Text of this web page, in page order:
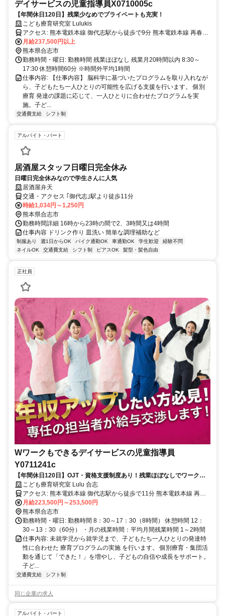
デイサービスの児童指導員X0710005c
【年間休日120日】残業少なめでプライベートも充実！
こども療育研究室 Lulukis
アクセス: 熊本電鉄本線 御代志駅から徒歩で9分 熊本電鉄本線 再春荘
前駅から徒歩で9分 熊本電鉄本線 熊本高専前駅から徒歩で13分
月給237,500円以上
熊本県合志市
勤務時間・曜日: 勤務時間 残業ほぼなし 残業月20時間以内 8:30～
17:30 休憩時間60分 ※時間外平均1時間
仕事内容: 【仕事内容】 脳科学に基づいたプログラムを取り入れなが
ら、子どもたち一人ひとりの可能性を広げる支援を行います。 個別
療育 発達の課題に応じて、一人ひとりに合わせたプログラムを実
施。子ど...
交通費支給 シフト制
アルバイト・パート
居酒屋スタッフ日曜日完全休み
日曜日完全休みなので学生さんに人気
居酒屋弁天
交通・アクセス ｢御代志｣駅より徒歩11分
時給1,034円～1,250円
熊本県合志市
勤務時間詳細 16時から23時の間で2、3時間又は4時間
仕事内容 ドリンク作り 皿洗い 簡単な調理補助など
制服あり 週1日からOK バイク通勤OK 車通勤OK 学生歓迎
経験不問
ネイルOK
交通費支給 シフト制 ピアスOK 髪型・髪色自由
正社員
Wワークもできるデイサービスの児童指導員
Y0711241c
【年間休日120日】OJT・資格支援制度あり！残業ほぼなしでワークラ
イフバランスも充実♪
こども療育研究室 Lulu 合志
アクセス: 熊本電鉄本線 御代志駅から徒歩で11分 熊本電鉄本線 再春
荘前駅から徒歩で17分 熊本電鉄本線 熊本高専前駅から徒歩で21分
月給223,500円～253,500円
熊本県合志市
勤務時間・曜日: 勤務時間 8：30～17：30（8時間） 休憩時間 12：
30～13：30（60分） ・月の残業時間：平均月間残業時間 1～2時間
仕事内容: 未就学児から就学児まで、子どもたち一人ひとりの発達特
性に合わせた 療育プログラムの実施 を行います。 個別療育・集団活
動を通じて「できた！」を増やし、子どもの自信や成長をサポート。
子ど...
交通費支給 シフト制
同じ企業の求人
アルバイト・パート